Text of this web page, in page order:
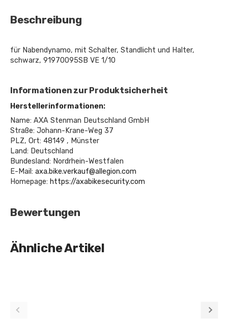
Beschreibung
für Nabendynamo, mit Schalter, Standlicht und Halter,
schwarz, 91970095SB VE 1/10
Informationen zur Produktsicherheit
Herstellerinformationen:
Name: AXA Stenman Deutschland GmbH
Straße: Johann-Krane-Weg 37
PLZ, Ort: 48149 , Münster
Land: Deutschland
Bundesland: Nordrhein-Westfalen
E-Mail: axa.bike.verkauf@allegion.com
Homepage: https://axabikesecurity.com
Bewertungen
Ähnliche Artikel